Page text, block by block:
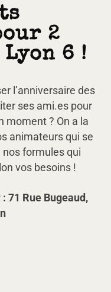
2
Lyon 6 !
l’anniversaire des
ses ami.es pour
moment ? On a la
animateurs qui se
formules qui
vos besoins !
71 Rue Bugeaud,